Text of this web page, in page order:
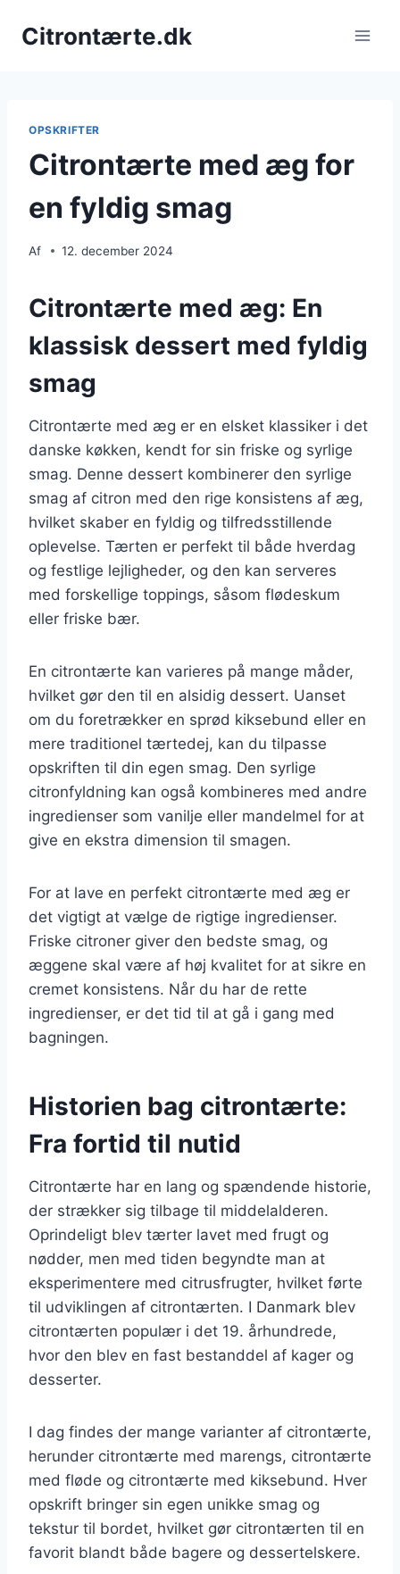
Citrontærte.dk
OPSKRIFTER
Citrontærte med æg for
en fyldig smag
Af 12. december 2024
Citrontærte med æg: En
klassisk dessert med fyldig
smag
Citrontærte med æg er en elsket klassiker i det
danske køkken, kendt for sin friske og syrlige
smag. Denne dessert kombinerer den syrlige
smag af citron med den rige konsistens af æg,
hvilket skaber en fyldig og tilfredsstillende
oplevelse. Tærten er perfekt til både hverdag
og festlige lejligheder, og den kan serveres
med forskellige toppings, såsom flødeskum
eller friske bær.
En citrontærte kan varieres på mange måder,
hvilket gør den til en alsidig dessert. Uanset
om du foretrækker en sprød kiksebund eller en
mere traditionel tærtedej, kan du tilpasse
opskriften til din egen smag. Den syrlige
citronfyldning kan også kombineres med andre
ingredienser som vanilje eller mandelmel for at
give en ekstra dimension til smagen.
For at lave en perfekt citrontærte med æg er
det vigtigt at vælge de rigtige ingredienser.
Friske citroner giver den bedste smag, og
æggene skal være af høj kvalitet for at sikre en
cremet konsistens. Når du har de rette
ingredienser, er det tid til at gå i gang med
bagningen.
Historien bag citrontærte:
Fra fortid til nutid
Citrontærte har en lang og spændende historie,
der strækker sig tilbage til middelalderen.
Oprindeligt blev tærter lavet med frugt og
nødder, men med tiden begyndte man at
eksperimentere med citrusfrugter, hvilket førte
til udviklingen af citrontærten. I Danmark blev
citrontærten populær i det 19. århundrede,
hvor den blev en fast bestanddel af kager og
desserter.
I dag findes der mange varianter af citrontærte,
herunder citrontærte med marengs, citrontærte
med fløde og citrontærte med kiksebund. Hver
opskrift bringer sin egen unikke smag og
tekstur til bordet, hvilket gør citrontærten til en
favorit blandt både bagere og dessertelskere.